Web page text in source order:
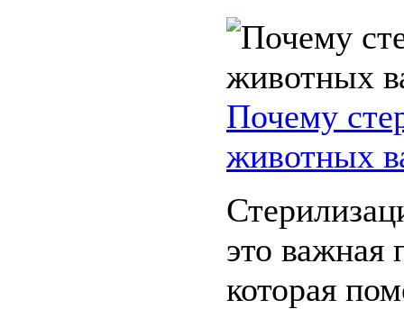
Почему
животных
это важная
которая